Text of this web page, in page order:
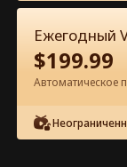
Полный
0-49 50-71
Ежегодный
$199.99
Автоматическое